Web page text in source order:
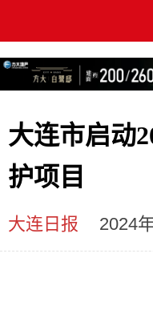
大连市启动
护项目
大连日报 2024